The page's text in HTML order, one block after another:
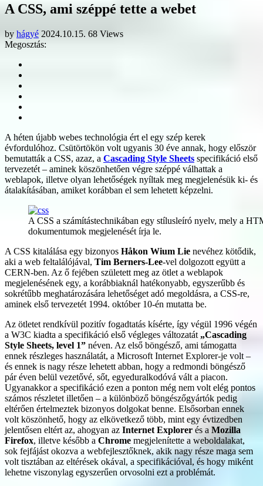
A CSS, ami széppé tette a webet
by hágyé 2024.10.15. 68 Views
Megosztás:
A héten újabb webes technológia ért el egy szép kerek
évfordulóhoz. Csütörtökön volt ugyanis 30 éve annak, hogy először
bemutatták a CSS, azaz, a Cascading Style Sheets specifikáció első
tervezetét – aminek köszönhetően végre széppé válhattak a
weblapok, illetve olyan lehetőségek nyíltak meg megjelenésük ki- és
átalakításában, amiket korábban el sem lehetett képzelni.
A CSS a számítástechnikában egy stílusleíró nyelv, mely a
dokumentumok megjelenését írja le.
A CSS kitalálása egy bizonyos Håkon Wium Lie nevéhez kötődik,
aki a web feltalálójával, Tim Berners-Lee-vel dolgozott együtt a
CERN-ben. Az ő fejében született meg az ötlet a weblapok
megjelenésének egy, a korábbiaknál hatékonyabb, egyszerűbb és
sokrétűbb meghatározására lehetőséget adó megoldásra, a CSS-re,
aminek első tervezetét 1994. október 10-én mutatta be.
Az ötletet rendkívül pozitív fogadtatás kísérte, így végül 1996 végén
a W3C kiadta a specifikáció első végleges változatát „Cascading
Style Sheets, level 1” néven. Az első böngésző, ami támogatta
ennek részleges használatát, a Microsoft Internet Explorer-je volt –
és ennek is nagy része lehetett abban, hogy a redmondi böngésző
pár éven belül vezetővé, sőt, egyeduralkodóvá vált a piacon.
Ugyanakkor a specifikáció ezen a ponton még nem volt elég pontos
számos részletet illetően – a különböző böngészőgyártók pedig
eltérően értelmeztek bizonyos dolgokat benne. Elsősorban ennek
volt köszönhető, hogy az elkövetkező több, mint egy évtizedben
jelentősen eltért az, ahogyan az Internet Explorer és a Mozilla
Firefox, illetve később a Chrome megjelenítette a weboldalakat,
sok fejfájást okozva a webfejlesztőknek, akik nagy része maga sem
volt tisztában az eltérések okával, a specifikációval, és hogy miként
lehetne viszonylag egyszerűen orvosolni ezt a problémát.